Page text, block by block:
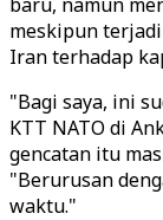
meskipun
Iran terhadap
"Bagi saya, ini
KTT NATO di
gencatan itu
"Berurusan
waktu."